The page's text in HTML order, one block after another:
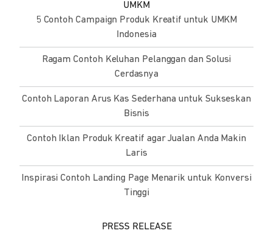
UMKM
5 Contoh Campaign Produk Kreatif untuk UMKM
Indonesia
Ragam Contoh Keluhan Pelanggan dan Solusi
Cerdasnya
Contoh Laporan Arus Kas Sederhana untuk Sukseskan
Bisnis
Contoh Iklan Produk Kreatif agar Jualan Anda Makin
Laris
Inspirasi Contoh Landing Page Menarik untuk Konversi
Tinggi
PRESS RELEASE